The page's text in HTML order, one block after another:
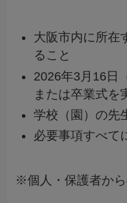
大阪市内に所在
ること
2026年3月16日
または卒業式を
学校（園）の先
必要事項すべて
※個人・保護者から